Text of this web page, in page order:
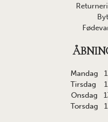
Mandag
Tirsdag
Onsdag
Torsdag